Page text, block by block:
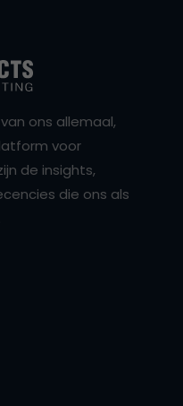
ons allemaal,
voor
de insights,
die ons als